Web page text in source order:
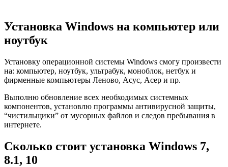
Установка Windows на компьютер или
ноутбук
Установку операционной системы Windows смогу произвести
на: компьютер, ноутбук, ультрабук, моноблок, нетбук и
фирменные компьютеры Леново, Асус, Асер и пр.
Выполню обновление всех необходимых системных
компонентов, установлю программы антивирусной защиты,
“чистильщики” от мусорных файлов и следов пребывания в
интернете.
Сколько стоит установка Windows 7,
8.1, 10